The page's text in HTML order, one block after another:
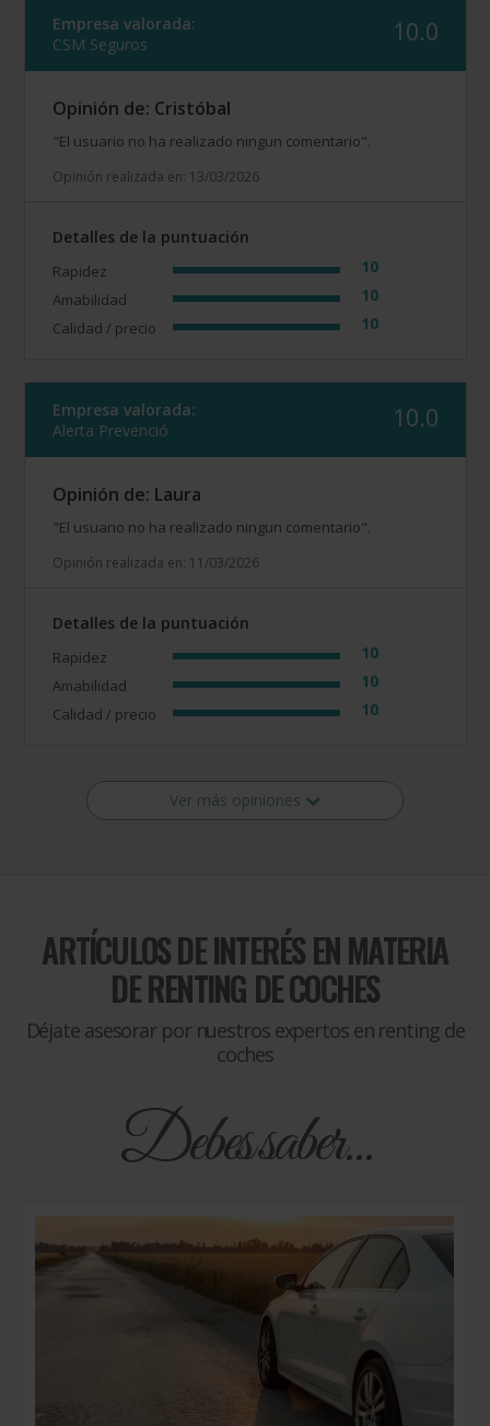
Empresa valorada:
CSM Seguros
10.0
Opinión de: Cristóbal
"El usuario no ha realizado ningun comentario".
Opinión realizada en: 13/03/2026
Detalles de la puntuación
Rapidez 10
Amabilidad 10
Calidad / precio 10
Empresa valorada:
Alerta Prevenció
10.0
Opinión de: Laura
"El usuario no ha realizado ningun comentario".
Opinión realizada en: 11/03/2026
Detalles de la puntuación
Rapidez 10
Amabilidad 10
Calidad / precio 10
Ver más opiniones
ARTÍCULOS DE INTERÉS EN MATERIA
DERENTING DE COCHES
Déjate asesorar por nuestros expertos en renting de
coches
Debes saber...